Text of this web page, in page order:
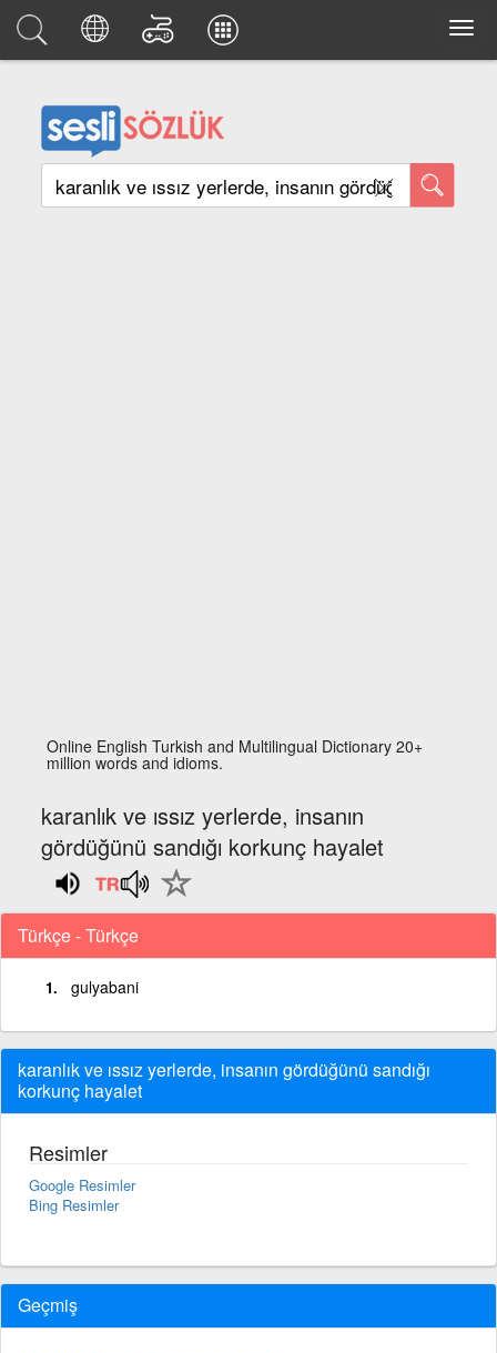
Online English Turkish and Multilingual Dictionary 20+
million words and idioms.
karanlık ve ıssız yerlerde, insanın
gördüğünü sandığı korkunç hayalet
Türkçe - Türkçe
gulyabani
karanlık ve ıssız yerlerde, insanın gördüğünü sandığı
korkunç hayalet
Resimler
Google Resimler
Bing Resimler
Geçmiş